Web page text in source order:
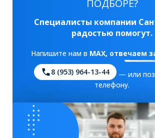
ПОДБОРЕ?
Специалисты компании
радостью помогут.
Напишите нам в MAX, отвечаем
8 (953) 964-13-44
— или
телефону.